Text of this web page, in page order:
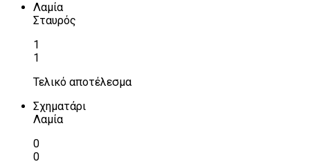
Λαμία
Σταυρός
1
1
Τελικό αποτέλεσμα
Σχηματάρι
Λαμία
0
0